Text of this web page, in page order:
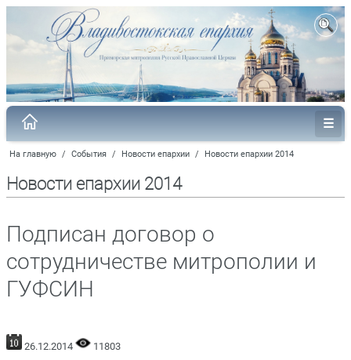
На главную / События / Новости епархии / Новости епархии 2014
Новости епархии 2014
Подписан договор о
сотрудничестве митрополии и
ГУФСИН
26.12.2014 11803